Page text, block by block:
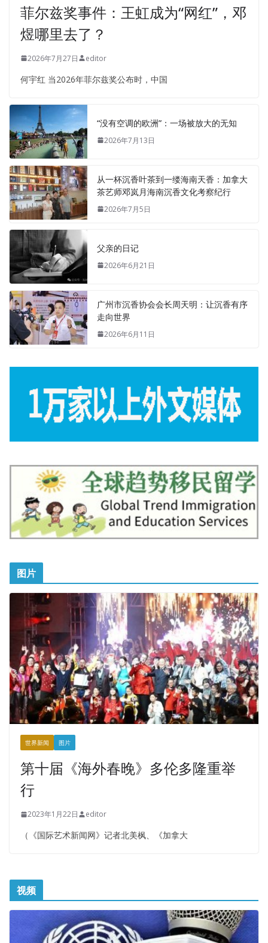
菲尔兹奖事件：王虹成为“网红”，邓
煜哪里去了？
2026年7月27日 editor
何宇红 当2026年菲尔兹奖公布时，中国
“没有空调的欧洲”：一场被放大的无知
2026年7月13日
从一杯沉香叶茶到一缕海南天香：加拿大
茶艺师邓岚月海南沉香文化考察纪行
2026年7月5日
父亲的日记
2026年6月21日
广州市沉香协会会长周天明：让沉香有序
走向世界
2026年6月11日
图片
世界新闻 图片
第十届《海外春晚》多伦多隆重举
行
2023年1月22日 editor
（《国际艺术新闻网》记者北美枫、《加拿大
视频